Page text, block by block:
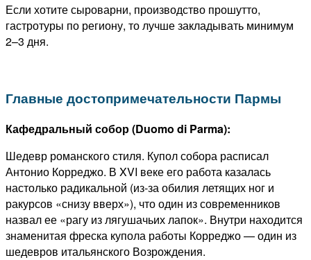
Если хотите сыроварни, производство прошутто,
гастротуры по региону, то лучше закладывать минимум
2–3 дня.
Главные достопримечательности Пармы
Кафедральный собор (Duomo di Parma):
Шедевр романского стиля. Купол собора расписал
Антонио Корреджо. В XVI веке его работа казалась
настолько радикальной (из-за обилия летящих ног и
ракурсов «снизу вверх»), что один из современников
назвал ее «рагу из лягушачьих лапок». Внутри находится
знаменитая фреска купола работы Корреджо — один из
шедевров итальянского Возрождения.